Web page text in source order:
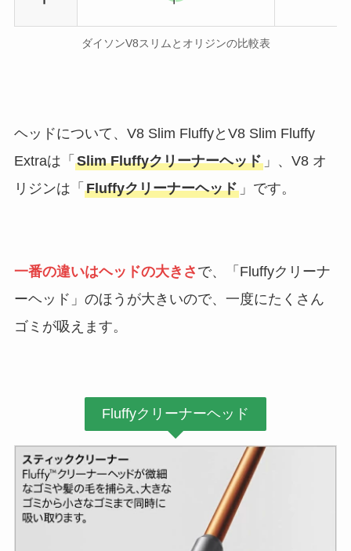
ダイソンV8スリムとオリジンの比較表
ヘッドについて、V8 Slim FluffyとV8 Slim Fluffy
Extraは「 Slim Fluffyクリーナーヘッド」、V8 オ
リジンは「 Fluffyクリーナーヘッド」です。
一番の違いはヘッドの大きさ で、「Fluffyクリーナ
ーヘッド」のほうが大きいので、一度にたくさん
ゴミが吸えます。
Fluffyクリーナーヘッド